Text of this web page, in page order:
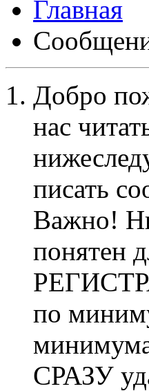
Добро
нас
писать
Важно!
понятен
по
СРАЗУ